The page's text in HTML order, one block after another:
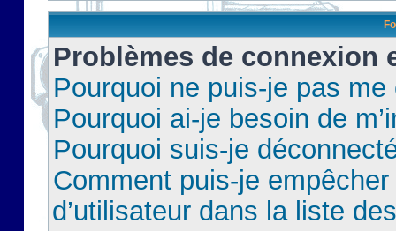
Problèmes de connexion
Pourquoi ne puis-je pas
Pourquoi ai-je besoin de
Pourquoi suis-je
Comment puis-je
d’utilisateur dans la liste